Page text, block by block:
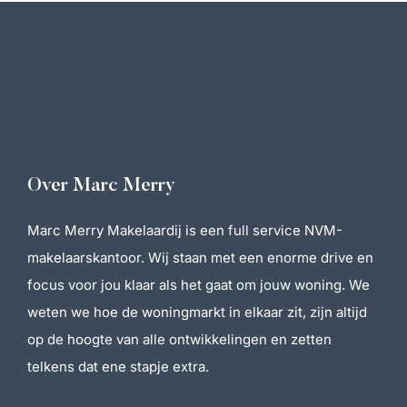
De ligging
Over Marc Merry
Marc Merry Makelaardij is een full service NVM-
makelaarskantoor. Wij staan met een enorme drive en
focus voor jou klaar als het gaat om jouw woning. We
weten we hoe de woningmarkt in elkaar zit, zijn altijd
op de hoogte van alle ontwikkelingen en zetten
telkens dat ene stapje extra.